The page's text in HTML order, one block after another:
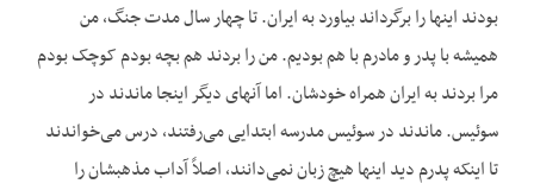
بودند اینها را برگرداند بیاورد به ایران. تا چهار سال مدت جنگ، من
همیشه با پدر و مادرم با هم بودیم. من را بردند هم بچه بودم کوچک بودم
مرا بردند به ایران همراه خودشان. اما آنهای دیگر اینجا ماندند در
سوئیس. ماندند در سوئیس مدرسه ابتدایی می‌‌‌رفتند، درس می‌‌‌خواندند
تا اینکه پدرم دید اینها هیچ زبان نمی‌دانند، اصلاً آداب مذهبشان را